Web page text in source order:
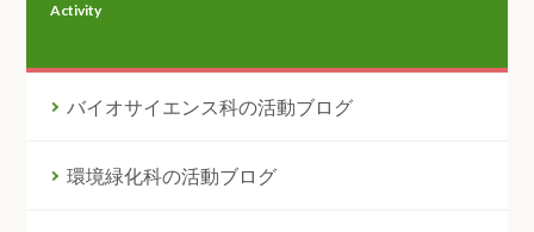
Activity
バイオサイエンス科の活動ブログ
環境緑化科の活動ブログ